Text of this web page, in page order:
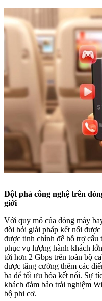
Đột phá công nghệ trên
giới
Với quy mô của dòng máy
đòi hỏi giải pháp kết nối
được tinh chỉnh để hỗ trợ cấu
phục vụ lượng hành khách
tới hơn 2 Gbps trên toàn bộ
được tăng cường thêm các
ba để tối ưu hóa kết nối. Sự
khách đảm bảo trải nghiệm
bộ phi cơ.